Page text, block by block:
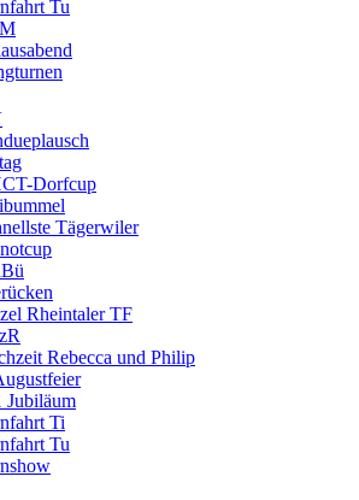
Tu
Dorfcup
Tägerwiler
Rheintaler TF
Rebecca und Philip
Jubiläum
Ti
Tu